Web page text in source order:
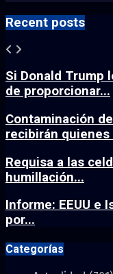
Recent posts
Si Donald Trump
de proporcionar...
Contaminación
recibirán quienes
Requisa a las
humillación...
Informe: EEUU e
por...
Categorías